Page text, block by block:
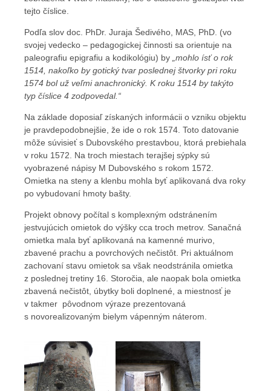
tejto číslice.
Podľa slov doc. PhDr. Juraja Šedivého, MAS, PhD. (vo
svojej vedecko – pedagogickej činnosti sa orientuje na
paleografiu epigrafiu a kodikológiu) by „mohlo ísť o rok
1514, nakoľko by gotický tvar poslednej štvorky pri roku
1574 bol už veľmi anachronický. K roku 1514 by takýto
typ číslice 4 zodpovedal.“
Na základe doposiaľ získaných informácii o vzniku objektu
je pravdepodobnejšie, že ide o rok 1574. Toto datovanie
môže súvisieť s Dubovského prestavbou, ktorá prebiehala
v roku 1572. Na troch miestach terajšej sýpky sú
vyobrazené nápisy M Dubovského s rokom 1572.
Omietka na steny a klenbu mohla byť aplikovaná dva roky
po vybudovaní hmoty bašty.
Projekt obnovy počítal s komplexným odstránením
jestvujúcich omietok do výšky cca troch metrov. Sanačná
omietka mala byť aplikovaná na kamenné murivo,
zbavené prachu a povrchových nečistôt. Pri aktuálnom
zachovaní stavu omietok sa však neodstránila omietka
z poslednej tretiny 16. Storočia, ale naopak bola omietka
zbavená nečistôt, úbytky boli doplnené, a miestnosť je
v takmer pôvodnom výraze prezentovaná
s novorealizovaným bielym vápenným náterom.